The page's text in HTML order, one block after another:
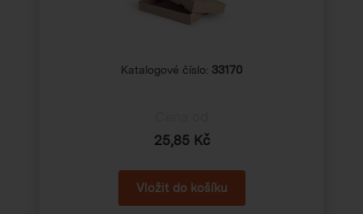
Katalogové číslo: 33170
25,85 Kč